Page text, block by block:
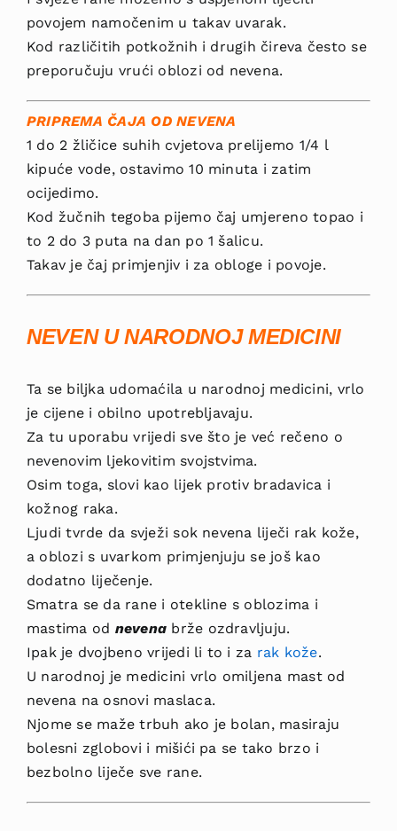
povojem namočenim u takav uvarak.
Kod različitih potkožnih i drugih čireva često se
preporučuju vrući oblozi od nevena.
PRIPREMA ČAJA OD NEVENA
1 do 2 žličice suhih cvjetova prelijemo 1/4 l
kipuće vode, ostavimo 10 minuta i zatim
ocijedimo.
Kod žučnih tegoba pijemo čaj umjereno topao i
to 2 do 3 puta na dan po 1 šalicu.
Takav je čaj primjenjiv i za obloge i povoje.
NEVEN U NARODNOJ MEDICINI
Ta se biljka udo­maćila u narodnoj medicini, vrlo
je cijene i obilno upotrebljavaju.
Za tu uporabu vrijedi sve što je već rečeno o
nevenovim ljekovitim svojstvima.
Osim toga, slovi kao lijek protiv bradavica i
kožnog raka.
Ljudi tvrde da svježi sok nevena liječi rak kože,
a oblozi s uvarkom primjenjuju se još kao
dodatno liječenje.
Sma­tra se da rane i otekline s oblozima i
mastima od nevena brže ozdravljuju.
Ipak je dvojbeno vrijedi li to i za rak kože.
U narodnoj je medicini vrlo omiljena mast od
nevena na osnovi maslaca.
Njome se maže trbuh ako je bolan, masiraju
bolesni zglobovi i mišići pa se tako brzo i
bezbolno liječe sve rane.